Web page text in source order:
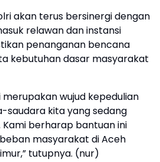
akan terus bersinergi dengan
relawan dan instansi
penanganan bencana
kebutuhan dasar masyarakat
merupakan wujud kepedulian
saudara kita yang sedang
berharap bantuan ini
masyarakat di Aceh
tutupnya. (nur)